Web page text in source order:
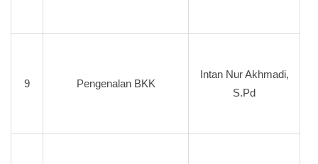
9 Pengenalan BKK
Intan Nur Akhmadi,
S.Pd